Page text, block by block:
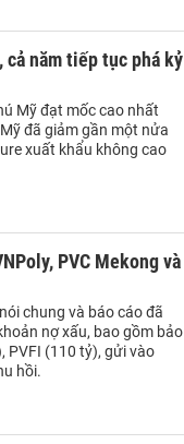
cả năm tiếp tục phá kỷ
Mỹ đạt mốc cao nhất
đã giảm gần một nửa
xuất khẩu không cao
PVC Mekong và
chung và báo cáo đã
nợ xấu, bao gồm bảo
PVFI (110 tỷ), gửi vào
hồi.